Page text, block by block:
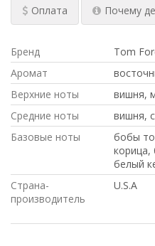
Оплата Почему
Бренд
Tom
Аромат
Верхние ноты
вишня,
Средние ноты
вишня,
Базовые ноты
бобы
корица,
белый
Страна-
производитель
U.S.A